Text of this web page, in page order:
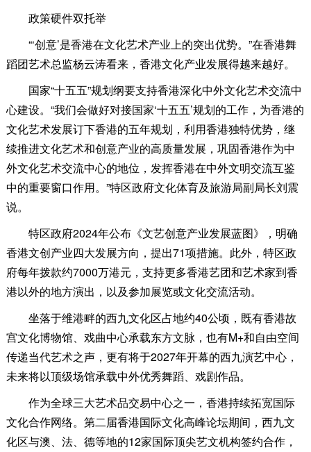
政策硬件双托举
“‘创意’是香港在文化艺术产业上的突出优势。”在香港舞
蹈团艺术总监杨云涛看来，香港文化产业发展得越来越好。
国家“十五五”规划纲要支持香港深化中外文化艺术交流中
心建设。“我们会做好对接国家‘十五五’规划的工作，为香港的
文化艺术发展订下香港的五年规划，利用香港独特优势，继
续推进文化艺术和创意产业的高质量发展，巩固香港作为中
外文化艺术交流中心的地位，发挥香港在中外文明交流互鉴
中的重要窗口作用。”特区政府文化体育及旅游局副局长刘震
说。
特区政府2024年公布《文艺创意产业发展蓝图》，明确
香港文创产业四大发展方向，提出71项措施。此外，特区政
府每年拨款约7000万港元，支持更多香港艺团和艺术家到香
港以外的地方演出，以及参加展览或文化交流活动。
坐落于维港畔的西九文化区占地约40公顷，既有香港故
宫文化博物馆、戏曲中心承载东方文脉，也有M+和自由空间
传递当代艺术之声，更有将于2027年开幕的西九演艺中心，
未来将以顶级场馆承载中外优秀舞蹈、戏剧作品。
作为全球三大艺术品交易中心之一，香港持续拓宽国际
文化合作网络。第二届香港国际文化高峰论坛期间，西九文
化区与澳、法、德等地的12家国际顶尖艺文机构签约合作，